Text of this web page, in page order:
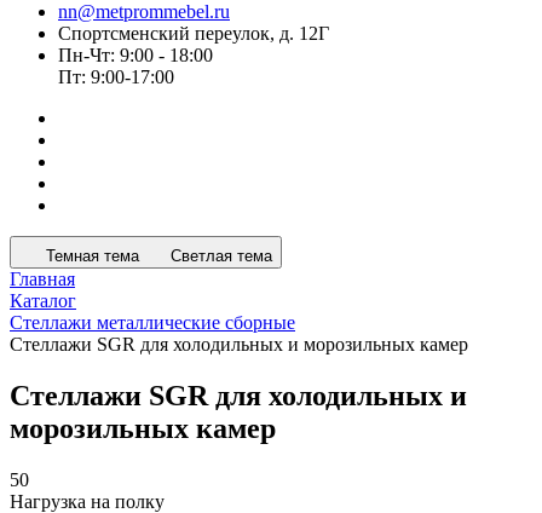
nn@metprommebel.ru
Спортсменский переулок, д. 12Г
Пн-Чт: 9:00 - 18:00
Пт: 9:00-17:00
Темная тема Светлая тема
Главная
Каталог
Стеллажи металлические сборные
Стеллажи SGR для холодильных и морозильных камер
Стеллажи SGR для холодильных и
морозильных камер
50
Нагрузка на полку